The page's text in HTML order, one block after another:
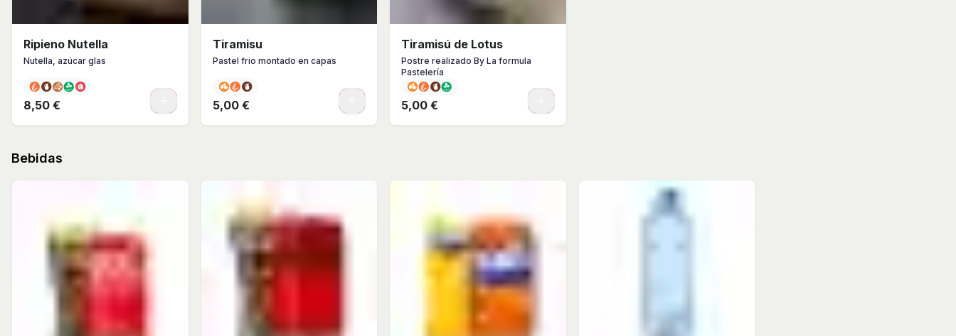
Ripieno Nutella
Nutella, azúcar glas
8,50 €
Tiramisu
Pastel frio montado en capas
5,00 €
Tiramisú de Lotus
Postre realizado By La formula
Pastelería
5,00 €
Bebidas